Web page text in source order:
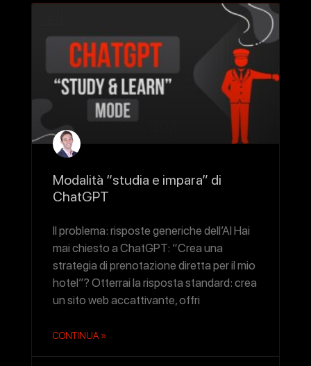
Modalità “studia e impara” di
ChatGPT
Il problema: risposte generiche dell’AI Hai
mai chiesto a ChatGPT: “Crea una
strategia di prenotazione diretta per il mio
hotel”? Otterrai la risposta standard: crea
un sito web accattivante, offri
CONTINUA »